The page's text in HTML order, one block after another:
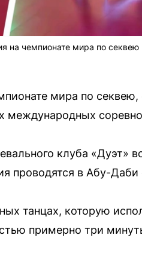
на чемпионате мира по секвею
мира по
международных
клуба «Дуэт»
проводятся в Абу-Даби
танцах, которую
примерно три